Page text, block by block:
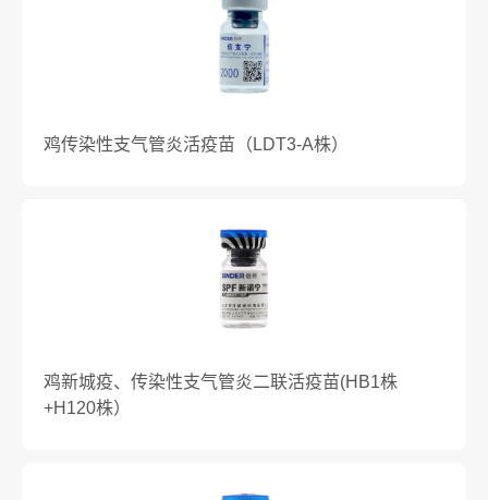
鸡传染性支气管炎活疫苗（LDT3-A株）
鸡新城疫、传染性支气管炎二联活疫苗(HB1株
+H120株）